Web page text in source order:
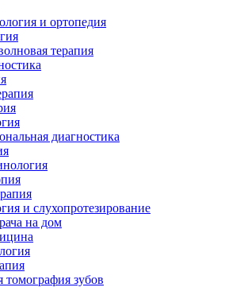
и ортопедия
терапия
диагностика
и слухопротезирование
на дом
зубов